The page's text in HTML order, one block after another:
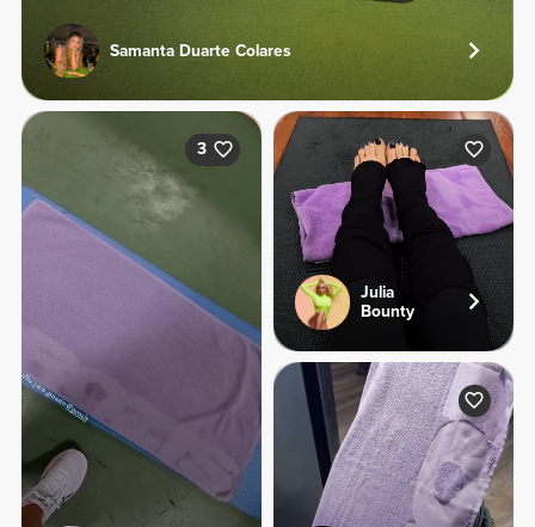
Samanta Duarte Colares
3
Julia
Bounty